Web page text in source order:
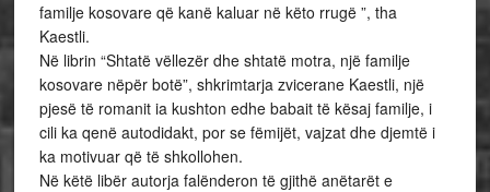
familje kosovare që kanë kaluar në këto rrugë ”, tha
Kaestli.
Në librin “Shtatë vëllezër dhe shtatë motra, një familje
kosovare nëpër botë”, shkrimtarja zvicerane Kaestli, një
pjesë të romanit ia kushton edhe babait të kësaj familje, i
cili ka qenë autodidakt, por se fëmijët, vajzat dhe djemtë i
ka motivuar që të shkollohen.
Në këtë libër autorja falënderon të gjithë anëtarët e